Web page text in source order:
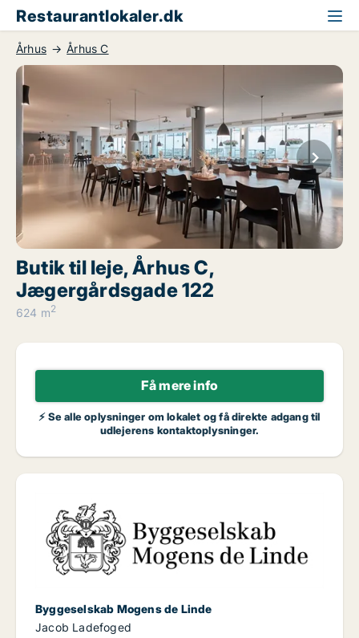
Restaurantlokaler.dk
Århus Århus C
Butik til leje, Århus C,
Jægergårdsgade 122
624 m2
Få mere info
⚡ Se alle oplysninger om lokalet og få direkte adgang til
udlejerens kontaktoplysninger.
Byggeselskab Mogens de Linde
Jacob Ladefoged